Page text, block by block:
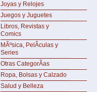
Joyas y Relojes
Juegos y Juguetes
Libros, Revistas y
Comics
MÃºsica, PelÃ­culas y
Series
Otras CategorÃ­as
Ropa, Bolsas y Calzado
Salud y Belleza